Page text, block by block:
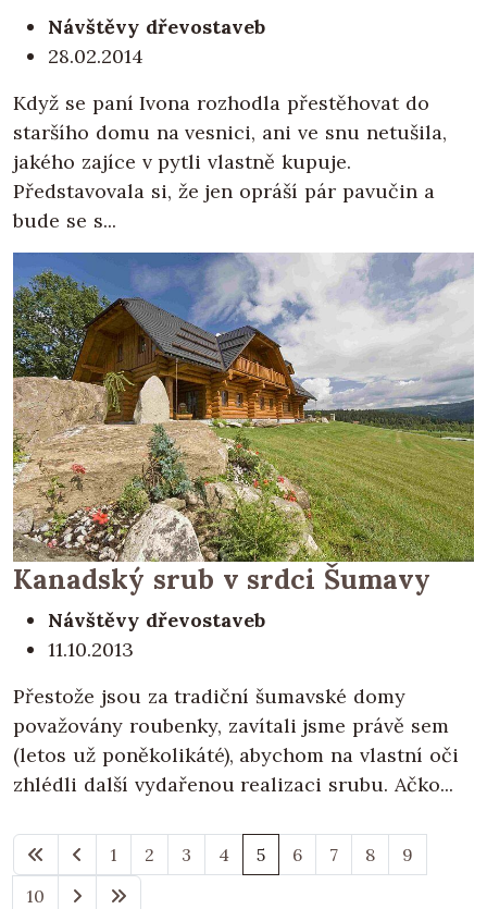
Návštěvy dřevostaveb
28.02.2014
Když se paní Ivona rozhodla přestěhovat do
staršího domu na vesnici, ani ve snu netušila,
jakého zajíce v pytli vlastně kupuje.
Představovala si, že jen opráší pár pavučin a
bude se s...
Kanadský srub v srdci Šumavy
Návštěvy dřevostaveb
11.10.2013
Přestože jsou za tradiční šumavské domy
považovány roubenky, zavítali jsme právě sem
(letos už poněkolikáté), abychom na vlastní oči
zhlédli další vydařenou realizaci srubu. Ačko...
1 2 3 4 5 6 7 8
9
10